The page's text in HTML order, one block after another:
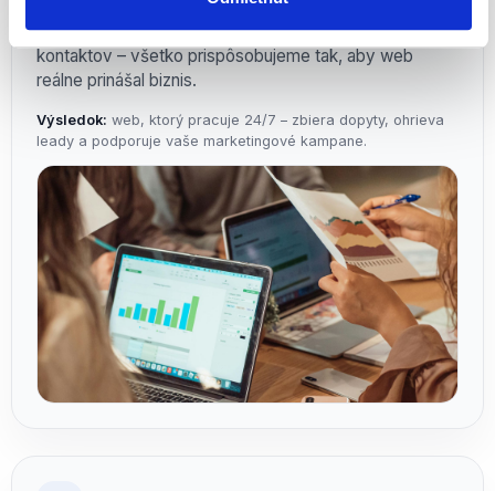
Každý prvok má svoj dôvod: štruktúra stránok, CTA
prvky, formuláre, sekcie referencií, aj umiestnenie
kontaktov – všetko prispôsobujeme tak, aby web
reálne prinášal biznis.
Výsledok: web, ktorý pracuje 24/7 – zbiera dopyty, ohrieva
leady a podporuje vaše marketingové kampane.